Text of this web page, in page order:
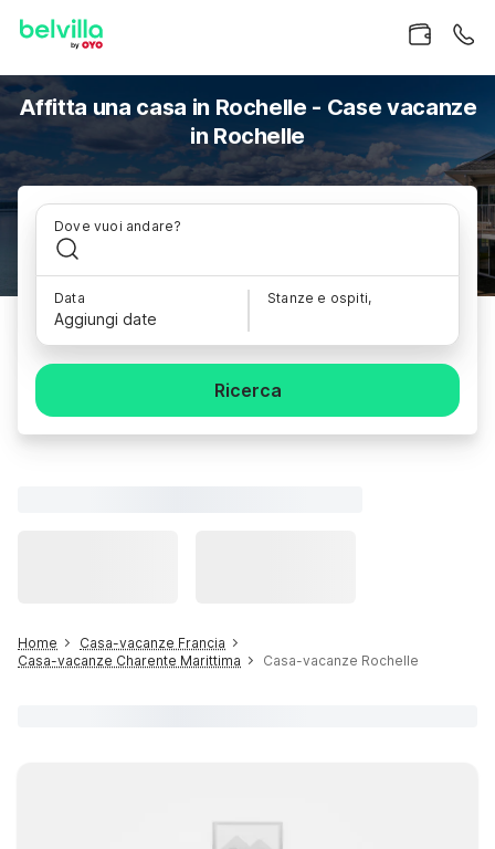
Affitta una casa in Rochelle - Case vacanze
in Rochelle
Dove vuoi andare?
Data
Aggiungi date
Stanze e ospiti,
Ricerca
Home
Casa-vacanze Francia
Casa-vacanze Charente Marittima
Casa-vacanze Rochelle